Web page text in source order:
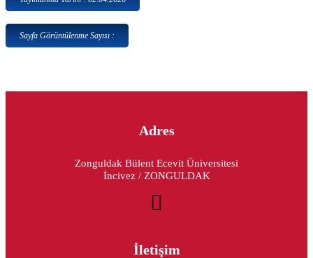
Sayfa Görüntülenme Sayısı :
Adres
Zonguldak Bülent Ecevit Üniversitesi
İncivez / ZONGULDAK
İletişim